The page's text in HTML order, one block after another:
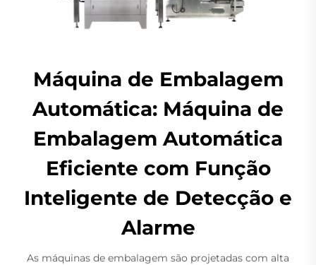
Máquina de Embalagem
Automática: Máquina de
Embalagem Automática
Eficiente com Função
Inteligente de Detecção e
Alarme
As máquinas de embalagem são projetadas com alta